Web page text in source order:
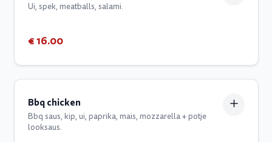
Ui, spek, meatballs, salami.
€ 16.00
Bbq chicken
Bbq saus, kip, ui, paprika, mais, mozzarella + potje
looksaus.